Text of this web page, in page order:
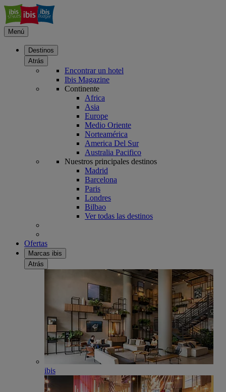
Menú
Destinos
Atrás
Encontrar un hotel
Ibis Magazine
Continente
Africa
Asia
Europe
Medio Oriente
Norteamérica
America Del Sur
Australia Pacifico
Nuestros principales destinos
Madrid
Barcelona
Paris
Londres
Bilbao
Ver todas las destinos
Ofertas
Marcas ibis
Atrás
ibis